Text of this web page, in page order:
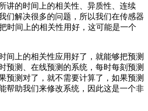
讲的时间上的相关性、异质性、连续
们解决很多的问题，所以我们在传感器
时间上的相关性用好，这可能是一个
上的相关性应用好了，就能够把预测
预测、在线预测的系统，每时每刻预测
预测对了，就不需要计算了，如果预测
帮助我们来修改系统，因此这是一个非